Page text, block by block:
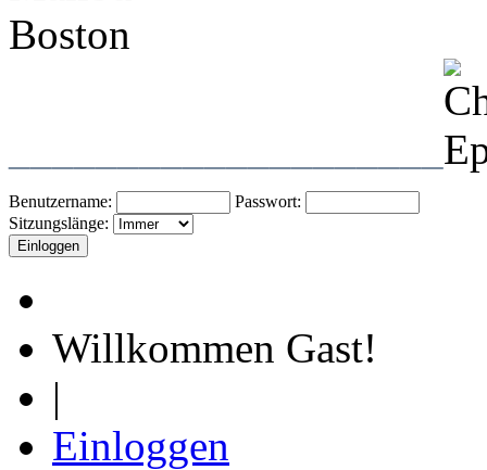
Benutzername:
Passwort:
Sitzungslänge:
Willkommen Gast!
|
Einloggen